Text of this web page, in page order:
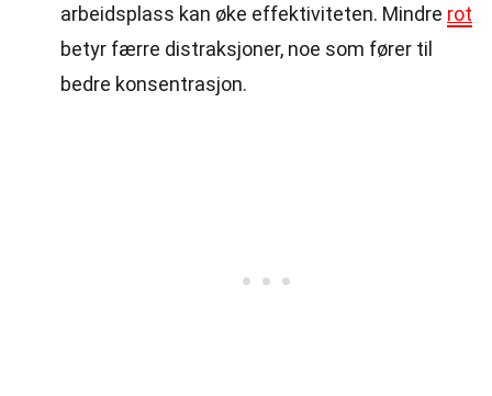
arbeidsplass kan øke effektiviteten. Mindre rot
betyr færre distraksjoner, noe som fører til
bedre konsentrasjon.